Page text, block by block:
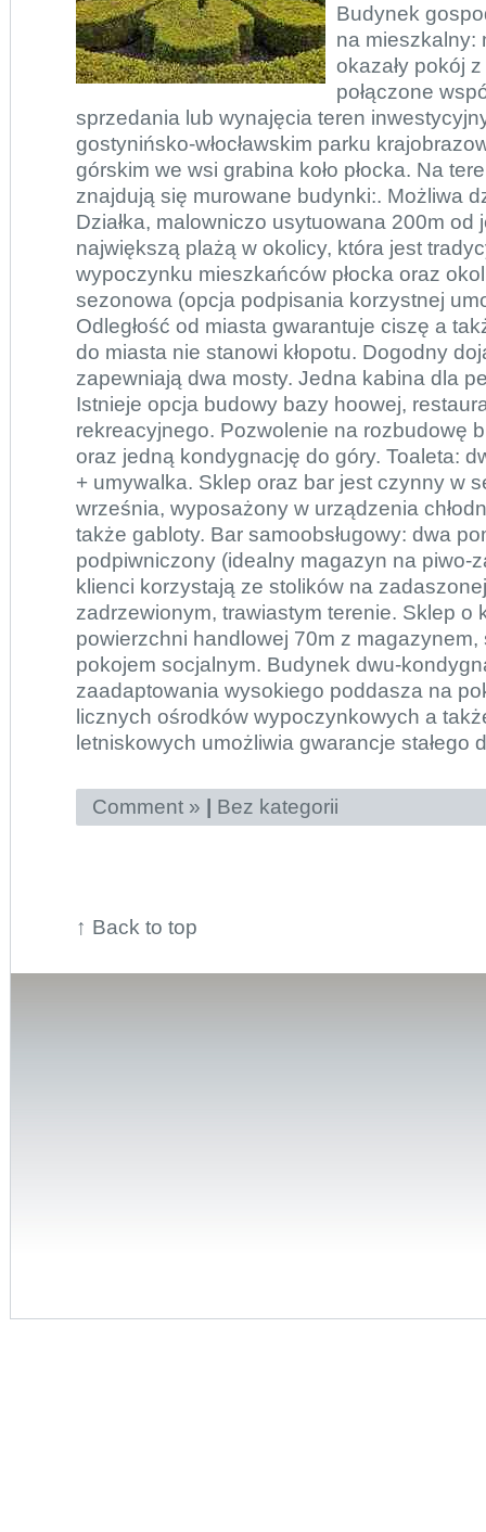
Budynek
na mieszkalny:
okazały pokój
połączone
sprzedania lub wynajęcia teren
gostynińsko-włocławskim parku
górskim we wsi grabina koło płocka. Na
znajdują się murowane budynki:. Możliwa
Działka, malowniczo usytuowana 200m od
największą plażą w okolicy, która jest
wypoczynku mieszkańców płocka oraz
sezonowa (opcja podpisania korzystnej
Odległość od miasta gwarantuje ciszę a
do miasta nie stanowi kłopotu. Dogodny
zapewniają dwa mosty. Jedna kabina dla
Istnieje opcja budowy bazy hoowej,
rekreacyjnego. Pozwolenie na rozbudowę
oraz jedną kondygnację do góry. Toaleta:
+ umywalka. Sklep oraz bar jest czynny w
września, wyposażony w urządzenia
także gabloty. Bar samoobsługowy: dwa
podpiwniczony (idealny magazyn na piwo-
klienci korzystają ze stolików na
zadrzewionym, trawiastym terenie. Sklep o
powierzchni handlowej 70m z magazynem,
pokojem socjalnym. Budynek dwu-
zaadaptowania wysokiego poddasza na
licznych ośrodków wypoczynkowych a
letniskowych umożliwia gwarancje stałego
Comment » Bez kategorii
↑ Back to top